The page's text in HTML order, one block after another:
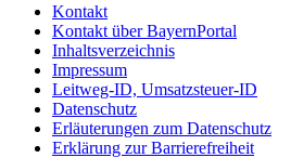
Kontakt
Kontakt über BayernPortal
Inhaltsverzeichnis
Impressum
Leitweg-ID, Umsatzsteuer-ID
Datenschutz
Erläuterungen zum Datenschutz
Erklärung zur Barrierefreiheit